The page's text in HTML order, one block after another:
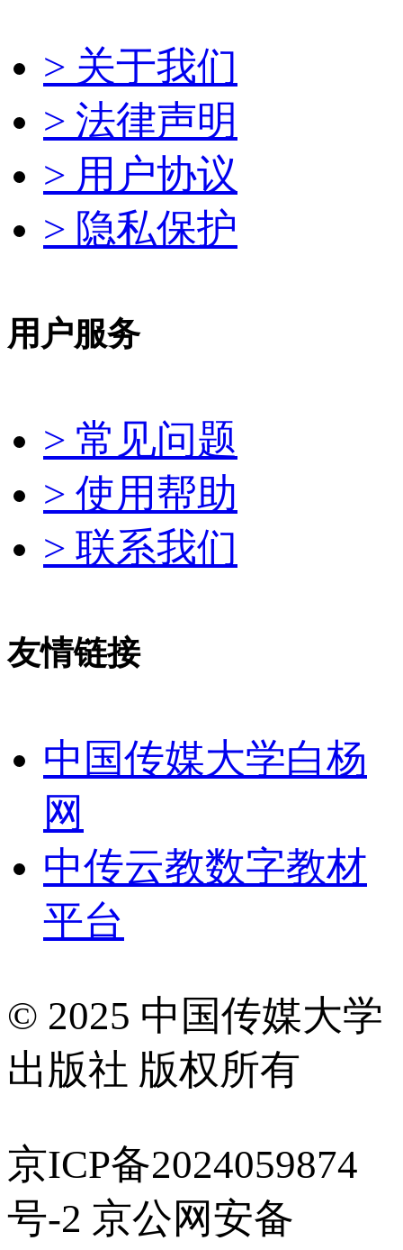
> 关于我们
> 法律声明
> 用户协议
> 隐私保护
用户服务
> 常见问题
> 使用帮助
> 联系我们
友情链接
中国传媒大学白杨
网
中传云教数字教材
平台
© 2025 中国传媒大学
出版社 版权所有
京ICP备2024059874
号-2 京公网安备